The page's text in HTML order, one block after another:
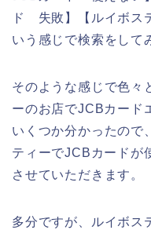
ド 失敗】【ルイボス
いう感じで検索をして
そのような感じで色々
ーのお店でJCBカード
いくつか分かったので
ティーでJCBカードが
させていただきます。
多分ですが、ルイボス